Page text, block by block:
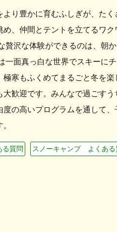
より豊かに育むふしぎが、た
め、仲間とテントを立てるワ
贅沢な体験ができるのは、朝
一面真っ白な世界でスキーに
寒もふくめてまるごと冬を楽
大歓迎です。みんなで過ごす
度の高いプログラムを通して
質問 スノーキャンプ よくある